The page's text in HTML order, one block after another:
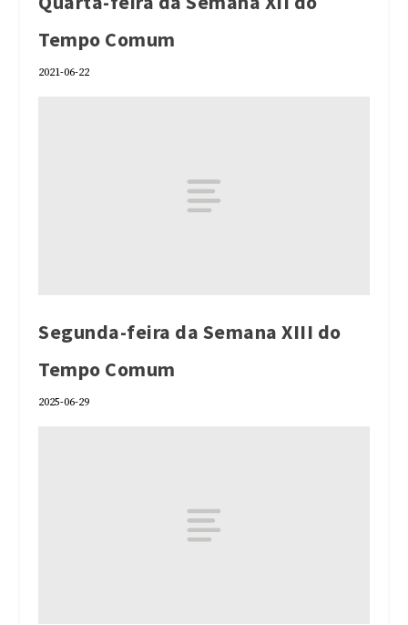
Tempo Comum
2021-06-22
Segunda-feira da Semana XIII do
Tempo Comum
2025-06-29